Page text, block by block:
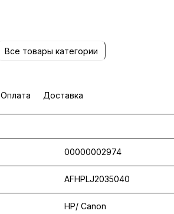
Все товары категории
Оплата Доставка
00000002974
AFHPLJ2035040
HP/ Canon